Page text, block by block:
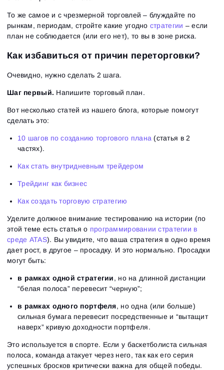
То же самое и с чрезмерной торговлей – блуждайте по
рынкам, периодам, стройте какие угодно стратегии – если
план не соблюдается (или его нет), то вы в зоне риска.
Как избавиться от причин переторговки?
Очевидно, нужно сделать 2 шага.
Шаг первый. Напишите торговый план.
Вот несколько статей из нашего блога, которые помогут
сделать это:
10 шагов по созданию торгового плана (статья в 2
частях).
Как стать внутридневным трейдером
Трейдинг как бизнес
Как создать торговую стратегию
Уделите должное внимание тестированию на истории (по
этой теме есть статья о программировании стратегии в
среде ATAS). Вы увидите, что ваша стратегия в одно время
дает рост, в другое – просадку. И это нормально. Просадки
могут быть:
в рамках одной стратегии, но на длинной дистанции
“белая полоса” перевесит “черную”;
в рамках одного портфеля, но одна (или больше)
сильная бумага перевесит посредственные и “вытащит
наверх” кривую доходности портфеля.
Это используется в спорте. Если у баскетболиста сильная
полоса, команда атакует через него, так как его серия
успешных бросков критически важна для общей победы.